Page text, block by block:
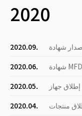
2020
2020.09.
2020.06.
2020.05.
2020.04.